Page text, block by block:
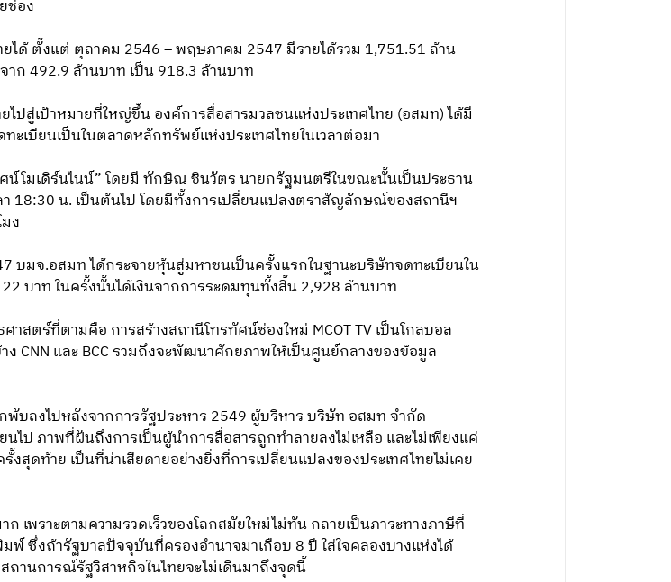
ช่อง
ด้ ตั้งแต่ ตุลาคม 2546 – พฤษภาคม 2547 มีรายได้รวม 1,751.51 ล้าน
ก 492.9 ล้านบาท เป็น 918.3 ล้านบาท
ปสู่เป้าหมายที่ใหญ่ขึ้น องค์การสื่อสารมวลชนแห่งประเทศไทย (อสมท) ได้มี
เบียนเป็นในตลาดหลักทรัพย์แห่งประเทศไทยในเวลาต่อมา
โมเดิร์นไนน์” โดยมี ทักษิณ ชินวัตร นายกรัฐมนตรีในขณะนั้นเป็นประธาน
18:30 น. เป็นต้นไป โดยมีทั้งการเปลี่ยนแปลงตราสัญลักษณ์ของสถานีฯ
ง
บมจ.อสมท ได้กระจายหุ้นสู่มหาชนเป็นครั้งแรกในฐานะบริษัทจดทะเบียนใน
บาท ในครั้งนั้นได้เงินจากการระดมทุนทั้งสิ้น 2,928 ล้านบาท
สตร์ที่ตามคือ การสร้างสถานีโทรทัศน์ช่องใหม่ MCOT TV เป็นโกลบอล
CNN และ BCC รวมถึงจะพัฒนาศักยภาพให้เป็นศูนย์กลางของข้อมูล
พับลงไปหลังจากการรัฐประหาร 2549 ผู้บริหาร บริษัท อสมท จํากัด
ไป ภาพที่ฝันถึงการเป็นผู้นำการสื่อสารถูกทำลายลงไม่เหลือ และไม่เพียงแค่
ดท้าย เป็นที่น่าเสียดายอย่างยิ่งที่การเปลี่ยนแปลงของประเทศไทยไม่เคย
เพราะตามความรวดเร็วของโลกสมัยใหม่ไม่ทัน กลายเป็นภาระทางภาษีที่
ซึ่งถ้ารัฐบาลปัจจุบันที่ครองอำนาจมาเกือบ 8 ปี ใส่ใจคลองบางแห่งได้
านการณ์รัฐวิสาหกิจในไทยจะไม่เดินมาถึงจุดนี้